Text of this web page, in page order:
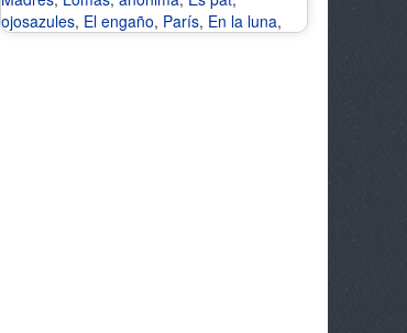
ojosazules, El engaño, París, En la luna,